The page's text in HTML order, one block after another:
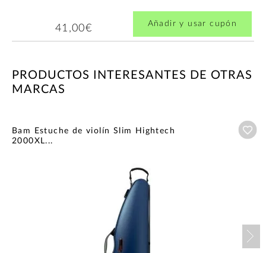
41,00€ Añadir y usar cupón
PRODUCTOS INTERESANTES DE OTRAS
MARCAS
Bam Estuche de violín Slim Hightech
2000XL...